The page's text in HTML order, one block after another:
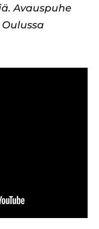
Avauspuhe